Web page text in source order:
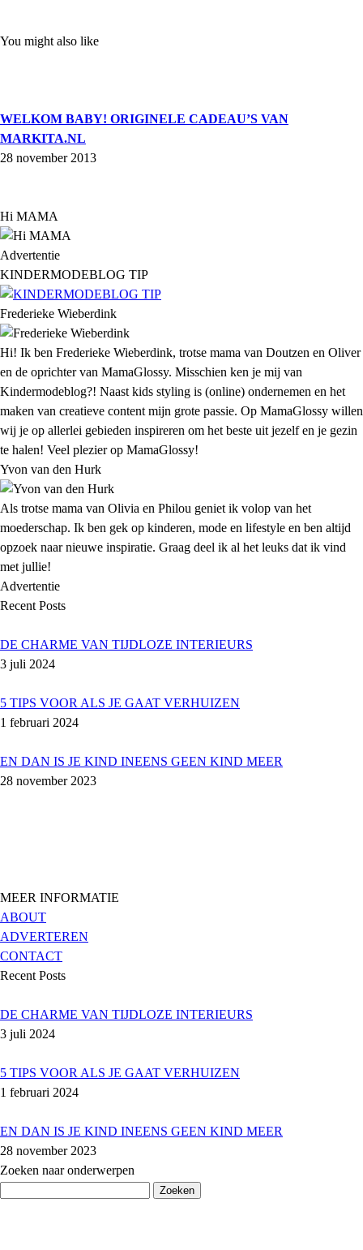
You might also like
WELKOM BABY! ORIGINELE CADEAU’S VAN
MARKITA.NL
28 november 2013
Hi MAMA
Advertentie
KINDERMODEBLOG TIP
Frederieke Wieberdink
Hi! Ik ben Frederieke Wieberdink, trotse mama van Doutzen en Oliver
en de oprichter van MamaGlossy. Misschien ken je mij van
Kindermodeblog?! Naast kids styling is (online) ondernemen en het
maken van creatieve content mijn grote passie. Op MamaGlossy willen
wij je op allerlei gebieden inspireren om het beste uit jezelf en je gezin
te halen! Veel plezier op MamaGlossy!
Yvon van den Hurk
Als trotse mama van Olivia en Philou geniet ik volop van het
moederschap. Ik ben gek op kinderen, mode en lifestyle en ben altijd
opzoek naar nieuwe inspiratie. Graag deel ik al het leuks dat ik vind
met jullie!
Advertentie
Recent Posts
DE CHARME VAN TIJDLOZE INTERIEURS
3 juli 2024
5 TIPS VOOR ALS JE GAAT VERHUIZEN
1 februari 2024
EN DAN IS JE KIND INEENS GEEN KIND MEER
28 november 2023
MEER INFORMATIE
ABOUT
ADVERTEREN
CONTACT
Recent Posts
DE CHARME VAN TIJDLOZE INTERIEURS
3 juli 2024
5 TIPS VOOR ALS JE GAAT VERHUIZEN
1 februari 2024
EN DAN IS JE KIND INEENS GEEN KIND MEER
28 november 2023
Zoeken naar onderwerpen